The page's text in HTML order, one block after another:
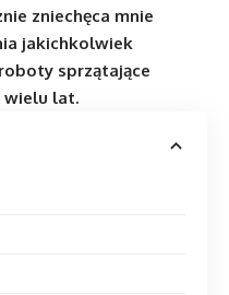
zniechęca mnie
jakichkolwiek
sprzątające
wielu lat.